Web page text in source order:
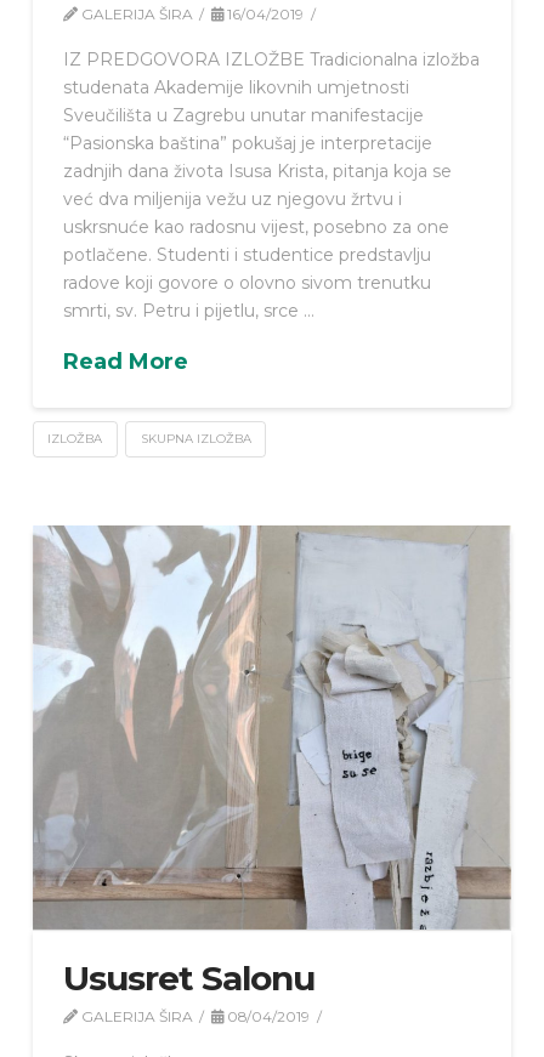
GALERIJA ŠIRA 16/04/2019
IZ PREDGOVORA IZLOŽBE Tradicionalna izložba
studenata Akademije likovnih umjetnosti
Sveučilišta u Zagrebu unutar manifestacije
“Pasionska baština” pokušaj je interpretacije
zadnjih dana života Isusa Krista, pitanja koja se
već dva miljenija vežu uz njegovu žrtvu i
uskrsnuće kao radosnu vijest, posebno za one
potlačene. Studenti i studentice predstavlju
radove koji govore o olovno sivom trenutku
smrti, sv. Petru i pijetlu, srce …
Read More
IZLOŽBA SKUPNA IZLOŽBA
Ususret Salonu
GALERIJA ŠIRA 08/04/2019